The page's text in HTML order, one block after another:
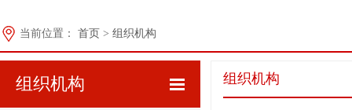
当前位置： 首页 > 组织机构
组织机构 组织机构